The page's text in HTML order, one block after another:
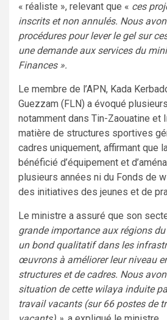
« réaliste », relevant que « ces
inscrits et non annulés. Nous
procédures pour lever le gel sur
une demande aux services du
Finances ».
Le membre de l’APN, Kada
Guezzam (FLN) a évoqué
notamment dans Tin-Zaouatine et
matière de structures sportives
cadres uniquement, affirmant que
bénéficié d’équipement et
plusieurs années ni du Fonds de
des initiatives des jeunes et de
Le ministre a assuré que son
grande importance aux régions
un bond qualitatif dans les
œuvrons à améliorer leur niveau
structures et de cadres. Nous
situation de cette wilaya induite
travail vacants (sur 66 postes de